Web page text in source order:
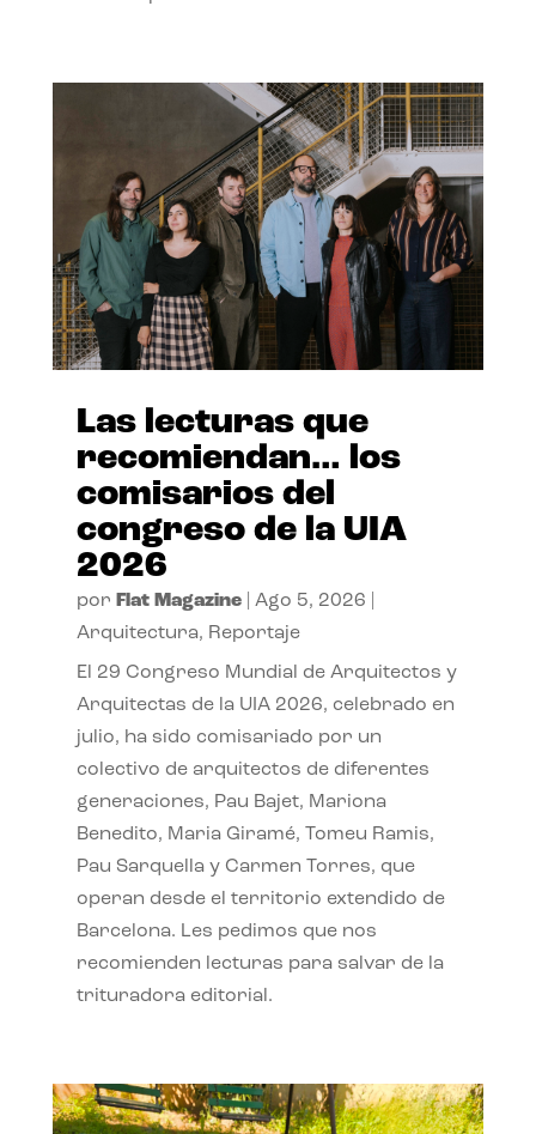
Las lecturas que
recomiendan… los
comisarios del
congreso de la UIA
2026
por Flat Magazine| Ago 5, 2026
Arquitectura, Reportaje
El 29 Congreso Mundial de Arquitectos y
Arquitectas de la UIA 2026, celebrado en
julio, ha sido comisariado por un
colectivo de arquitectos de diferentes
generaciones, Pau Bajet, Mariona
Benedito, Maria Giramé, Tomeu Ramis,
Pau Sarquella y Carmen Torres, que
operan desde el territorio extendido de
Barcelona. Les pedimos que nos
recomienden lecturas para salvar de la
trituradora editorial.